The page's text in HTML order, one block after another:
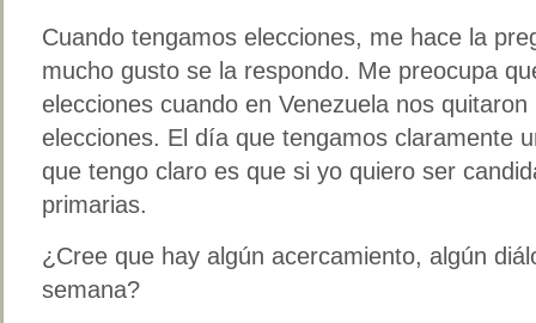
Cuando tengamos elecciones, me hace la
mucho gusto se la respondo. Me preocupa
elecciones cuando en Venezuela nos
elecciones. El día que tengamos claramente
que tengo claro es que si yo quiero ser
primarias.
¿Cree que hay algún acercamiento, algún
semana?